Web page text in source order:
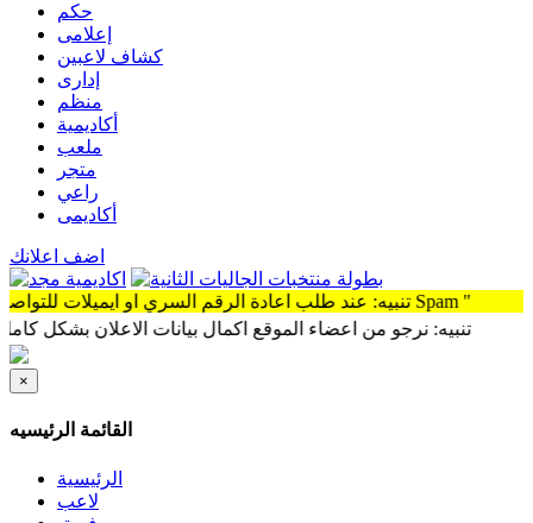
حكم
إعلامى
كشاف لاعبين
إدارى
منظم
أكاديمية
ملعب
متجر
راعي
أكاديمى
اضف اعلانك
تنبيه: عند طلب اعادة الرقم السري او ايميلات للتواصل سوف توجد الرساله Spam "
تنبيه: نرجو من اعضاء الموقع اكمال بيانات الاعلان بشكل كامل
×
القائمة الرئيسيه
الرئيسية
لاعب